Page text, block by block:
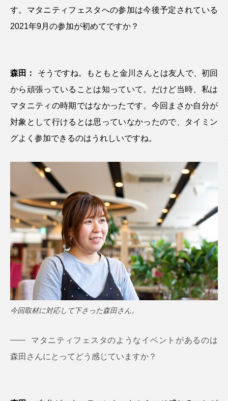
す。マタニティフェスタへの参加は今後予定されている
2021年9月の参加が初めてですか？
森田：
そうですね。もともと金川さんとは友人で、初回
から頑張っていることは知っていて。だけど当時、私は
マタニティの時期ではなかったです。今回まさか自分が
対象として行けるとは思っていなかったので、タイミン
グよく参加できるのはうれしいですね。
今回取材に対応して下さった森田さん。
マタニティフェスタのようなイベントがあるのは
森田さんにとってどう感じていますか？